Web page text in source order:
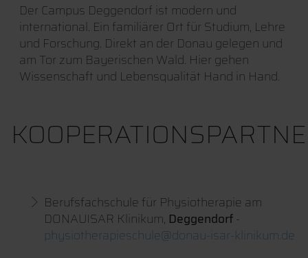
Der Campus Deggendorf ist modern und
international. Ein familiärer Ort für Studium, Lehre
und Forschung. Direkt an der Donau gelegen und
am Tor zum Bayerischen Wald. Hier gehen
Wissenschaft und Lebensqualität Hand in Hand.
Berufsfachschule für Physiotherapie am
DONAUISAR Klinikum, Deggendorf-
physiotherapieschule@donau-isar-klinikum.de